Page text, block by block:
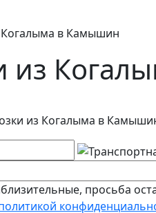
Когалыма в Камышин
из
из Когалыма в
просьба